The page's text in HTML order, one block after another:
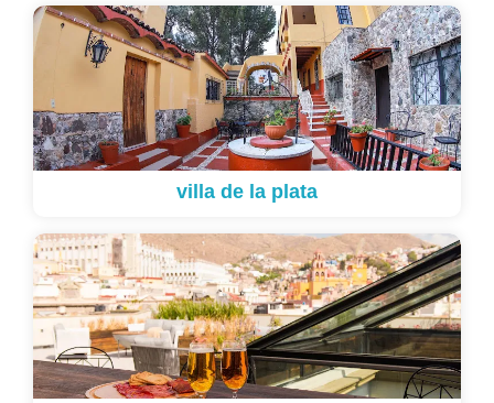
villa de la plata